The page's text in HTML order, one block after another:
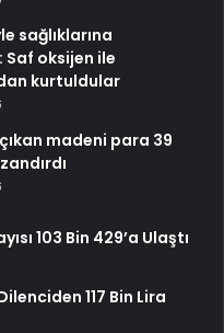
sağlıklarına
oksijen ile
kurtuldular
madeni para 39
103 Bin 429’a Ulaştı
117 Bin Lira